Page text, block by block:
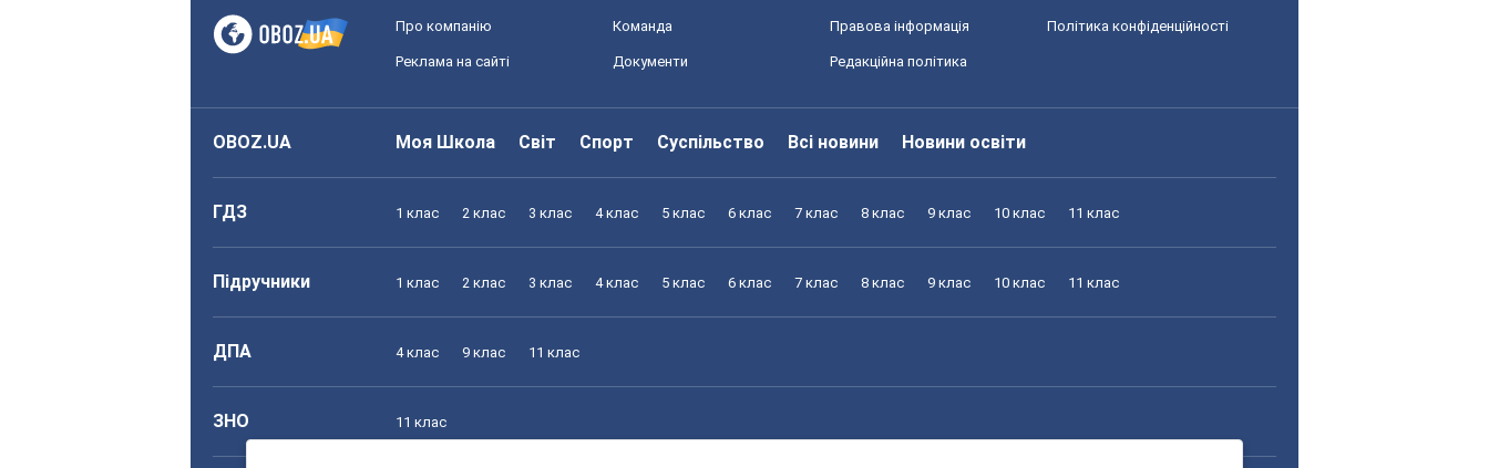
Про компанію Команда Правова інформація Політика конфіденційності
Реклама на сайті Документи Редакційна політика
OBOZ.UA Моя Школа Світ Спорт Суспільство Всі новини Новини освіти
ГДЗ 1 клас 2 клас 3 клас 4 клас 5 клас 6 клас 7 клас 8 клас 9 клас 10 клас 11 клас
Підручники 1 клас 2 клас 3 клас 4 клас 5 клас 6 клас 7 клас 8 клас 9 клас 10 клас 11 клас
ДПА 4 клас 9 клас 11 клас
ЗНО 11 клас